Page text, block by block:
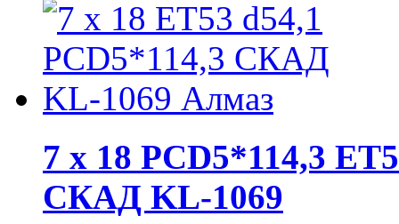
7 x 18 PCD5*114,3
СКАД KL-1069